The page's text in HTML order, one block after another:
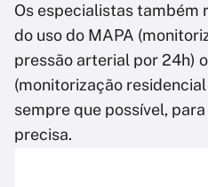
Os especialistas também
do uso do MAPA
pressão arterial por 24h)
(monitorização
sempre que possível,
precisa.